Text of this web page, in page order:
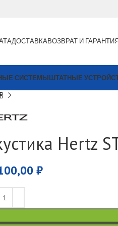
ДОСТАВКАВОЗВРАТ И
СИСТЕМЫШТАТНЫЕ
Hertz
₽